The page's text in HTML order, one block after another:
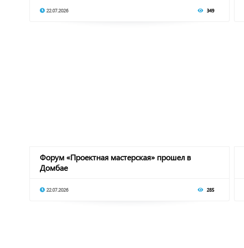
22.07.2026 349
Форум «Проектная мастерская» прошел в
Домбае
22.07.2026 285